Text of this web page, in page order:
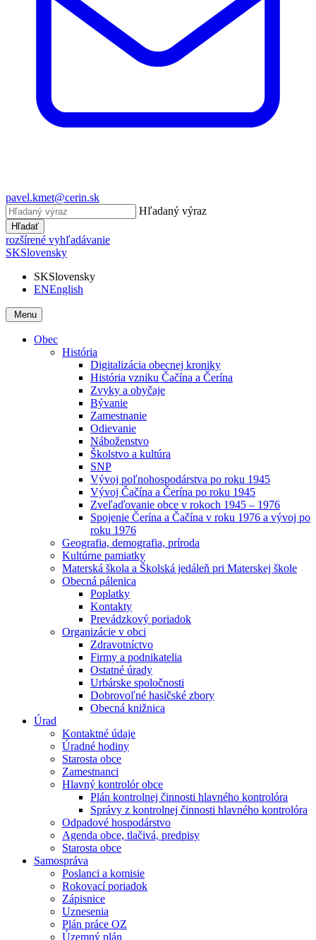
pavel.kmet@cerin.sk
Hľadaný výraz
Hľadať
rozšírené vyhľadávanie
SKSlovensky
SKSlovensky
ENEnglish
Menu
Obec
História
Digitalizácia obecnej kroniky
História vzniku Čačína a Čerína
Zvyky a obyčaje
Bývanie
Zamestnanie
Odievanie
Náboženstvo
Školstvo a kultúra
SNP
Vývoj poľnohospodárstva po roku 1945
Vývoj Čačína a Čerína po roku 1945
Zveľaďovanie obce v rokoch 1945 – 1976
Spojenie Čerína a Čačína v roku 1976 a vývoj po
roku 1976
Geografia, demografia, príroda
Kultúrne pamiatky
Materská škola a Školská jedáleň pri Materskej škole
Obecná pálenica
Poplatky
Kontakty
Prevádzkový poriadok
Organizácie v obci
Zdravotníctvo
Firmy a podnikatelia
Ostatné úrady
Urbárske spoločnosti
Dobrovoľné hasičské zbory
Obecná knižnica
Úrad
Kontaktné údaje
Úradné hodiny
Starosta obce
Zamestnanci
Hlavný kontrolór obce
Plán kontrolnej činnosti hlavného kontrolóra
Správy z kontrolnej činnosti hlavného kontrolóra
Odpadové hospodárstvo
Agenda obce, tlačivá, predpisy
Starosta obce
Samospráva
Poslanci a komisie
Rokovací poriadok
Zápisnice
Uznesenia
Plán práce OZ
Územný plán